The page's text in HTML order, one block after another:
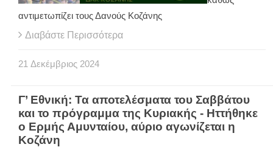
αντιμετωπίζει τους Δανούς Κοζάνης
Διαβάστε Περισσότερα
21 Δεκέμβριος 2024
Γ’ Εθνική: Τα αποτελέσματα του Σαββάτου
και το πρόγραμμα της Κυριακής - Ηττήθηκε
ο Ερμής Αμυνταίου, αύριο αγωνίζεται η
Κοζάνη